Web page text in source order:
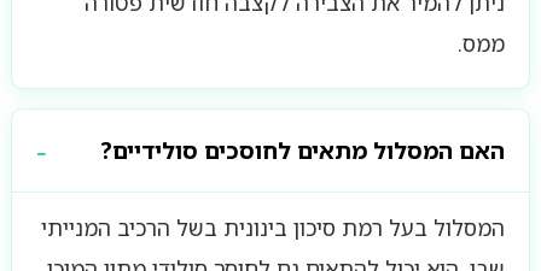
ממס.
האם המסלול מתאים לחוסכים סולידיים?
המסלול בעל רמת סיכון בינונית בשל הרכיב המנייתי